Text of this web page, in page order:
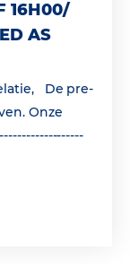
16H00/
AS
De pre-
Onze